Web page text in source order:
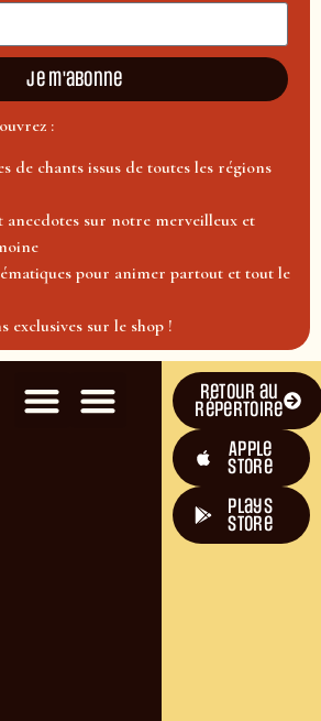
Je m'abonne
:
de chants issus de toutes les régions
anecdotes sur notre merveilleux et
pour animer partout et tout le
exclusives sur le shop !
Retour au
répertoire
Apple
Store
plays
store